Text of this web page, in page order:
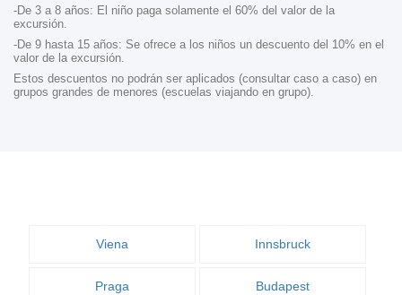
-De 3 a 8 años: El niño paga solamente el 60% del valor de la
excursión.
-De 9 hasta 15 años: Se ofrece a los niños un descuento del 10% en el
valor de la excursión.
Estos descuentos no podrán ser aplicados (consultar caso a caso) en
grupos grandes de menores (escuelas viajando en grupo).
Viena Innsbruck
Praga Budapest